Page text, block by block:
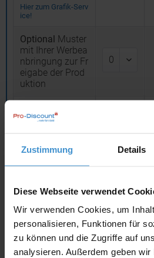
Zustimmung Details
Diese Webseite verwendet
Wir verwenden Cookies, um
personalisieren, Funktionen für
zu können und die Zugriffe auf
analysieren. Außerdem geben
Hier zum Grafik-Serv
ice!
Optional Muster
mit Ihrer Werbea
nbringung zur Fr
eigabe der Prod
uktion
DE / Verpackung
Gesamtsumme
(netto)
Gesamtsumme
(brutto)
inklusive 19 % MwS
t.